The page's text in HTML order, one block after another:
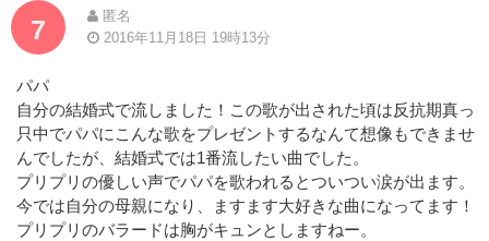
7
匿名
2016年11月18日 19時13分
パパ
自分の結婚式で流しました！この歌が出された頃は反抗期真っ
只中でパパにこんな歌をプレゼントするなんて想像もできませ
んでしたが、結婚式では1番流したい曲でした。
プリプリの優しい声でパパを歌われるとついつい涙が出ます。
今では自分の母親になり、ますます大好きな曲になってます！
プリプリのバラードは胸がキュンとしますねー。